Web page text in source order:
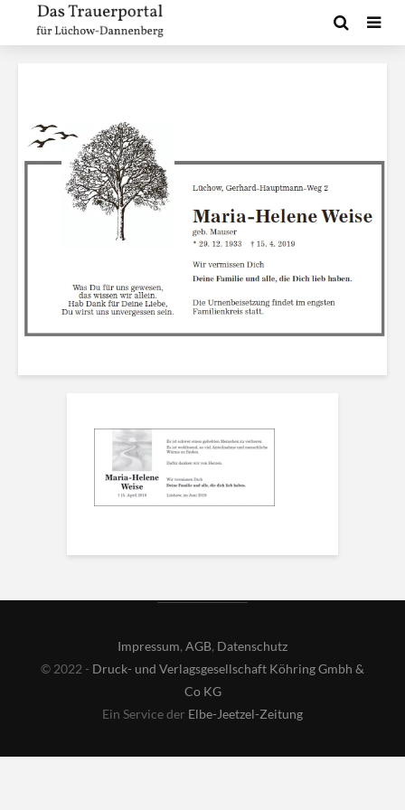
Impressum, AGB, Datenschutz
© 2022 - Druck- und Verlagsgesellschaft Köhring Gmbh &
Co KG
Ein Service der Elbe-Jeetzel-Zeitung